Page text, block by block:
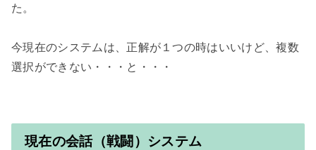
た。
今現在のシステムは、正解が１つの時はいいけど、複数
現在の会話（戦闘）システム